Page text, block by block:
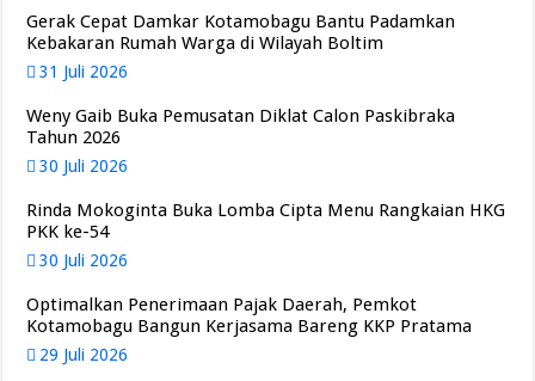
Gerak Cepat Damkar Kotamobagu Bantu Padamkan
Kebakaran Rumah Warga di Wilayah Boltim
31 Juli 2026
Weny Gaib Buka Pemusatan Diklat Calon Paskibraka
Tahun 2026
30 Juli 2026
Rinda Mokoginta Buka Lomba Cipta Menu Rangkaian HKG
PKK ke-54
30 Juli 2026
Optimalkan Penerimaan Pajak Daerah, Pemkot
Kotamobagu Bangun Kerjasama Bareng KKP Pratama
29 Juli 2026